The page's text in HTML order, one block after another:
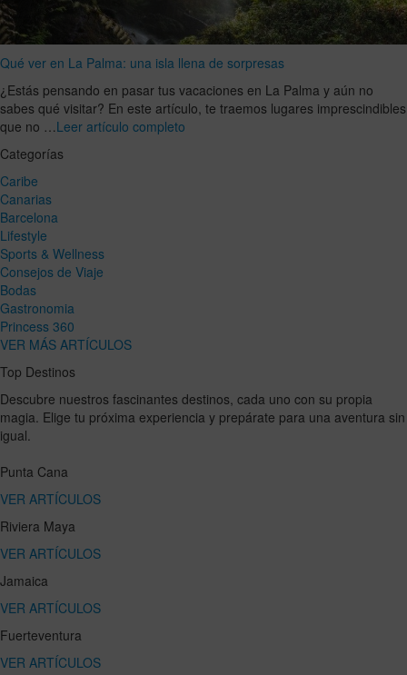
Qué ver en La Palma: una isla llena de sorpresas
¿Estás pensando en pasar tus vacaciones en La Palma y aún no
sabes qué visitar? En este artículo, te traemos lugares imprescindibles
que no …Leer artículo completo
Categorías
Caribe
Canarias
Barcelona
Lifestyle
Sports & Wellness
Consejos de Viaje
Bodas
Gastronomia
Princess 360
VER MÁS ARTÍCULOS
Top Destinos
Descubre nuestros fascinantes destinos, cada uno con su propia
magia. Elige tu próxima experiencia y prepárate para una aventura sin
igual.
Punta Cana
VER ARTÍCULOS
Riviera Maya
VER ARTÍCULOS
Jamaica
VER ARTÍCULOS
Fuerteventura
VER ARTÍCULOS